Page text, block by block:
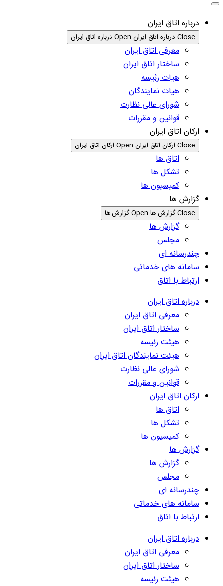
درباره اتاق ایران
Close درباره اتاق ایران Open درباره اتاق ایران
معرفی اتاق ایران
ساختار اتاق ایران
هیات رئیسه
هیات نمایندگان
شورای عالی نظارت
قوانین و مقررات
ارکان اتاق ایران
Close ارکان اتاق ایران Open ارکان اتاق ایران
اتاق ها
تشکل ها
کمیسیون ها
گزارش ها
Close گزارش ها Open گزارش ها
گزارش ها
مجلس
چندرسانه ای
سامانه های خدماتی
ارتباط با اتاق
درباره اتاق ایران
معرفی اتاق ایران
ساختار اتاق ایران
هیئت رئیسه
هیئت نمایندگان اتاق ایران
شورای عالی نظارت
قوانین و مقررات
ارکان اتاق ایران
اتاق ها
تشکل ها
کمیسیون ها
گزارش ها
گزارش ها
مجلس
چندرسانه ای
سامانه های خدماتی
ارتباط با اتاق
درباره اتاق ایران
معرفی اتاق ایران
ساختار اتاق ایران
هیئت رئیسه